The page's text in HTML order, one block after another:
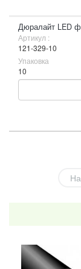
Дюралайт LED
Артикул :
121-329-10
Упаковка
10